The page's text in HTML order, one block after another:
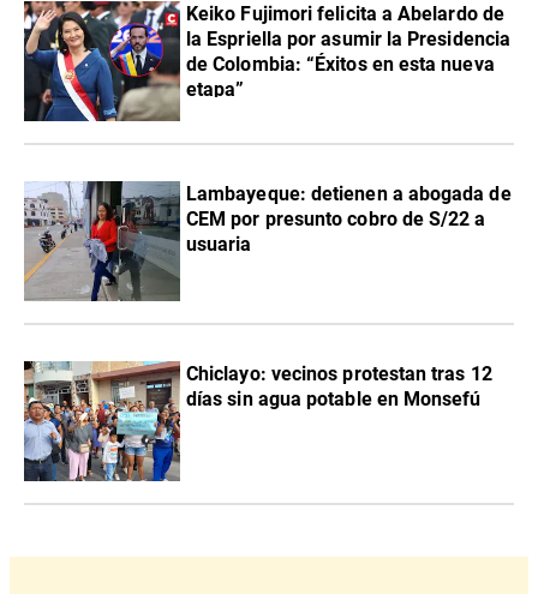
Keiko Fujimori felicita a Abelardo de
la Espriella por asumir la Presidencia
de Colombia: “Éxitos en esta nueva
etapa”
Lambayeque: detienen a abogada de
CEM por presunto cobro de S/22 a
usuaria
Chiclayo: vecinos protestan tras 12
días sin agua potable en Monsefú